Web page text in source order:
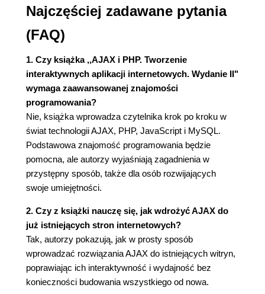
Tworzenie lepszych obiektów dla
Inicjowanie żądania za pomocą obiektu klasy
Obsługa odpowiedzi przysyłanych z serwera
(70)
Praca z dokumentami XML (78)
Więcej na temat obsługi błędów i zwracania
wyjątków (84)
Tworzenie struktury pliku XML (85)
Podsumowanie (86)
Rozdział 3. Obiektowy JavaScript (87)
Dlaczego język JavaScript ma tak duże
Idea programowania obiektowego (88)
Hermetyzacja (89)
Dziedziczenie (90)
Polimorfizm (91)
Programowanie obiektowe w języku JavaScript
(91)
Najczęściej zadawane pytania
(FAQ)
1. Czy książka ,,AJAX i PHP. Tworzenie
interaktywnych aplikacji internetowych. Wydanie II"
wymaga zaawansowanej znajomości
programowania?
Nie, książka wprowadza czytelnika krok po kroku w
świat technologii AJAX, PHP, JavaScript i MySQL.
Podstawowa znajomość programowania będzie
pomocna, ale autorzy wyjaśniają zagadnienia w
przystępny sposób, także dla osób rozwijających
swoje umiejętności.
2. Czy z książki nauczę się, jak wdrożyć AJAX do
już istniejących stron internetowych?
Tak, autorzy pokazują, jak w prosty sposób
wprowadzać rozwiązania AJAX do istniejących witryn,
poprawiając ich interaktywność i wydajność bez
konieczności budowania wszystkiego od nowa.